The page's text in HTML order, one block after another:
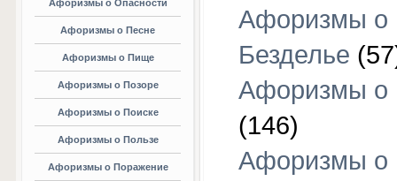
Афоризмы о Опасности
Афоризмы о Песне
Афоризмы о Пище
Афоризмы о Позоре
Афоризмы о Поиске
Афоризмы о Пользе
Афоризмы о Поражение
Афоризмы о
Безделье
Афоризмы о
(146)
Афоризмы о